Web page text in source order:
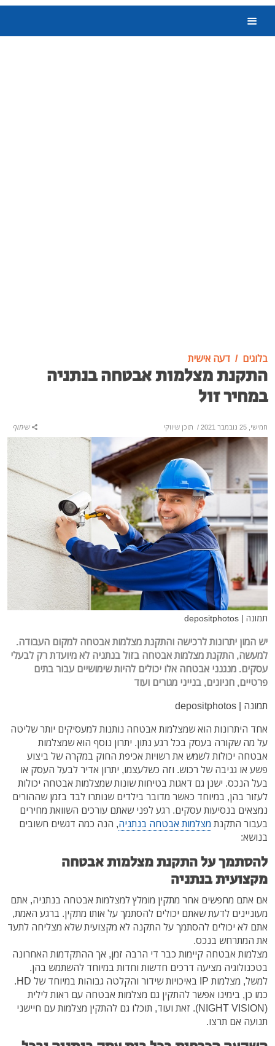
בלוגים דעה אישית
התקנת מצלמות אבטחה בנתניה
במחיר זול
חמישי, 25 נובמבר 2021 / תוכן שיווקי שיתוף
תמונה | depositphotos
יש המון יתרונות לרכישה והתקנת מצלמות אבטחה למקום העבודה.
למעשה, התקנת מצלמות אבטחה בזול בנתניה לא מיועדת רק לבעלי
עסקים. מנגנני אבטחה אלו יכולים להיות שימושיים עבור בתים
פרטיים, חניונים, בנייני מגורים ועוד
תמונה | depositphotos
אחד היתרונות הוא שמצלמות אבטחה נותנות למעסיקים יותר שליטה
על מה שקורה בעסק בכל רגע נתון. יתרון נוסף הוא שמצלמות
אבטחה יכולות לשמש את רשויות אכיפת החוק במקרה של ביצוע
פשע או גניבה של רכוש. וזה כשלעצמו, יתרון אדיר לבעל העסק או
בעל הנכס. ישנן גם דאגות בטיחות שונות שמצלמות אבטחה יכולות
לעזור בהן, במיוחד כאשר מדובר בילדים שנותרו לבד בזמן שההורים
נמצאים בנסיעות עסקים. רגע לפני שאתם עורכים השוואת מחירים
בעבור התקנת מצלמות אבטחה בנתניה, הנה כמה דגשים חשובים
בנושא:
להסתמך על התקנת מצלמות אבטחה
מקצועית בנתניה
אם אתם מחפשים אחר מתקין מומלץ למצלמות אבטחה בנתניה, אתם
מעוניינים לדעת שאתם יכולים להסתמך על אותו מתקין. ברגע האמת,
אתם לא יכולים להסתמך על התקנה לא מקצועית שלא מצליחה לתעד
את המתרחש בנכס.
מצלמות אבטחה קיימות כבר די הרבה זמן, אך ההתקדמות האחרונה
בטכנולוגיה מציעה דרכים חדשות וחדות במיוחד להשתמש בהן.
למשל, מצלמות IP באיכויות שידור והקלטה גבוהות במיוחד של HD.
כמו כן, בימינו אפשר להתקין גם מצלמות אבטחה עם ראות לילית
(NIGHT VISION). זאת ועוד, תוכלו גם להתקין מצלמות עם חיישני
תנועה אם תרצו.